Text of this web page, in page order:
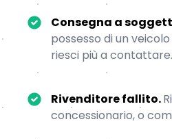
Consegna a
possesso di un
riesci più a contattare.
Rivenditore fallito.
concessionario, o